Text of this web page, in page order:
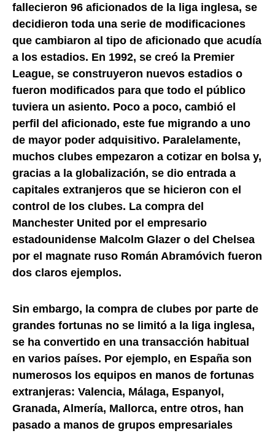
fallecieron 96 aficionados de la liga inglesa, se
decidieron toda una serie de modificaciones
que cambiaron al tipo de aficionado que acudía
a los estadios. En 1992, se creó la Premier
League, se construyeron nuevos estadios o
fueron modificados para que todo el público
tuviera un asiento. Poco a poco, cambió el
perfil del aficionado, este fue migrando a uno
de mayor poder adquisitivo. Paralelamente,
muchos clubes empezaron a cotizar en bolsa y,
gracias a la globalización, se dio entrada a
capitales extranjeros que se hicieron con el
control de los clubes. La compra del
Manchester United por el empresario
estadounidense Malcolm Glazer o del Chelsea
por el magnate ruso Román Abramóvich fueron
dos claros ejemplos.
Sin embargo, la compra de clubes por parte de
grandes fortunas no se limitó a la liga inglesa,
se ha convertido en una transacción habitual
en varios países. Por ejemplo, en España son
numerosos los equipos en manos de fortunas
extranjeras: Valencia, Málaga, Espanyol,
Granada, Almería, Mallorca, entre otros, han
pasado a manos de grupos empresariales